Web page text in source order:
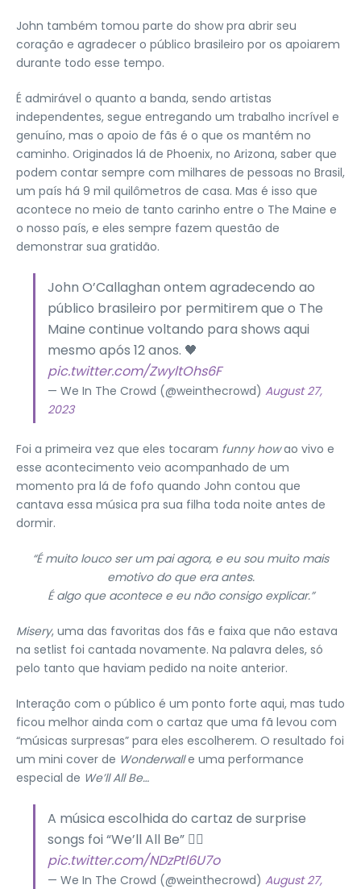
John também tomou parte do show pra abrir seu
coração e agradecer o público brasileiro por os apoiarem
durante todo esse tempo.
É admirável o quanto a banda, sendo artistas
independentes, segue entregando um trabalho incrível e
genuíno, mas o apoio de fãs é o que os mantém no
caminho. Originados lá de Phoenix, no Arizona, saber que
podem contar sempre com milhares de pessoas no Brasil,
um país há 9 mil quilômetros de casa. Mas é isso que
acontece no meio de tanto carinho entre o The Maine e
o nosso país, e eles sempre fazem questão de
demonstrar sua gratidão.
John O’Callaghan ontem agradecendo ao
público brasileiro por permitirem que o The
Maine continue voltando para shows aqui
mesmo após 12 anos. 🖤
pic.twitter.com/ZwyltOhs6F
— We In The Crowd (@weinthecrowd) August 27,
2023
Foi a primeira vez que eles tocaram funny howao vivo e
esse acontecimento veio acompanhado de um
momento pra lá de fofo quando John contou que
cantava essa música pra sua filha toda noite antes de
dormir.
“É muito louco ser um pai agora, e eu sou muito mais
emotivo do que era antes.
É algo que acontece e eu não consigo explicar.”
Misery, uma das favoritas dos fãs e faixa que não estava
na setlist foi cantada novamente. Na palavra deles, só
pelo tanto que haviam pedido na noite anterior.
Interação com o público é um ponto forte aqui, mas tudo
ficou melhor ainda com o cartaz que uma fã levou com
“músicas surpresas” para eles escolherem. O resultado foi
um mini cover de Wonderwalle uma performance
especial de We’ll All Be…
A música escolhida do cartaz de surprise
songs foi “We’ll All Be” ❤️‍🔥
pic.twitter.com/NDzPtl6U7o
— We In The Crowd (@weinthecrowd) August 27,